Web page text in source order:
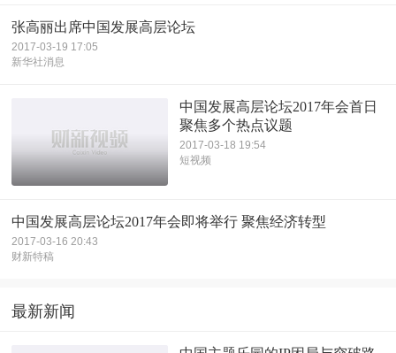
张高丽出席中国发展高层论坛
2017-03-19 17:05
新华社消息
中国发展高层论坛2017年会首日
聚焦多个热点议题
2017-03-18 19:54
短视频
中国发展高层论坛2017年会即将举行 聚焦经济转型
2017-03-16 20:43
财新特稿
最新新闻